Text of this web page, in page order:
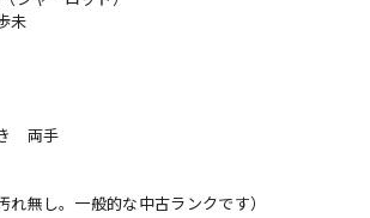
未
き 両手
れ無し。一般的な中古ランクです）